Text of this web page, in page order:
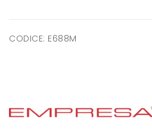
CODICE: E688M